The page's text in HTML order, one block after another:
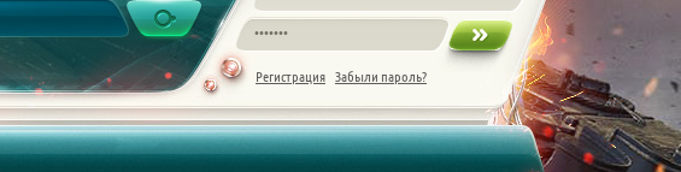
Регистрация
Забыли пароль?